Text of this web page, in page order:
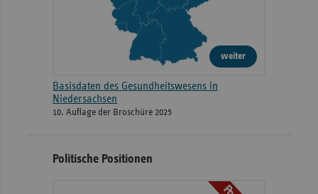
weiter
Basisdaten des Gesundheitswesens in
Niedersachsen
10. Auflage der Broschüre 2025
Politische Positionen